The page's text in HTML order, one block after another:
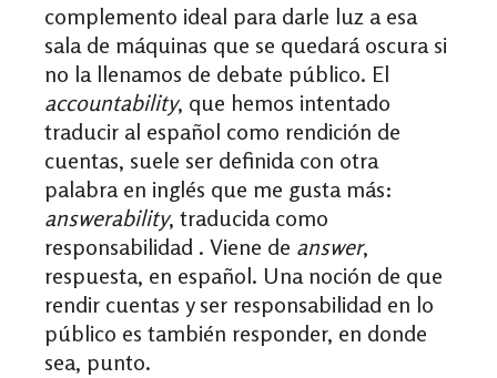
complemento ideal para darle luz a esa
sala de máquinas que se quedará oscura si
no la llenamos de debate público. El
accountability, que hemos intentado
traducir al español como rendición de
cuentas, suele ser definida con otra
palabra en inglés que me gusta más:
answerability, traducida como
responsabilidad . Viene de answer,
respuesta, en español. Una noción de que
rendir cuentas y ser responsabilidad en lo
público es también responder, en donde
sea, punto.